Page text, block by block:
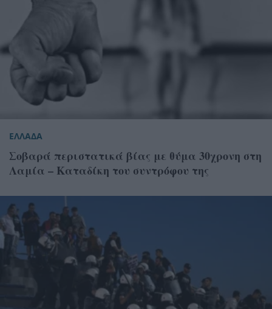
ΕΛΛΑΔΑ
Σοβαρά περιστατικά βίας με θύμα 30χρονη στη
Λαμία – Καταδίκη του συντρόφου της